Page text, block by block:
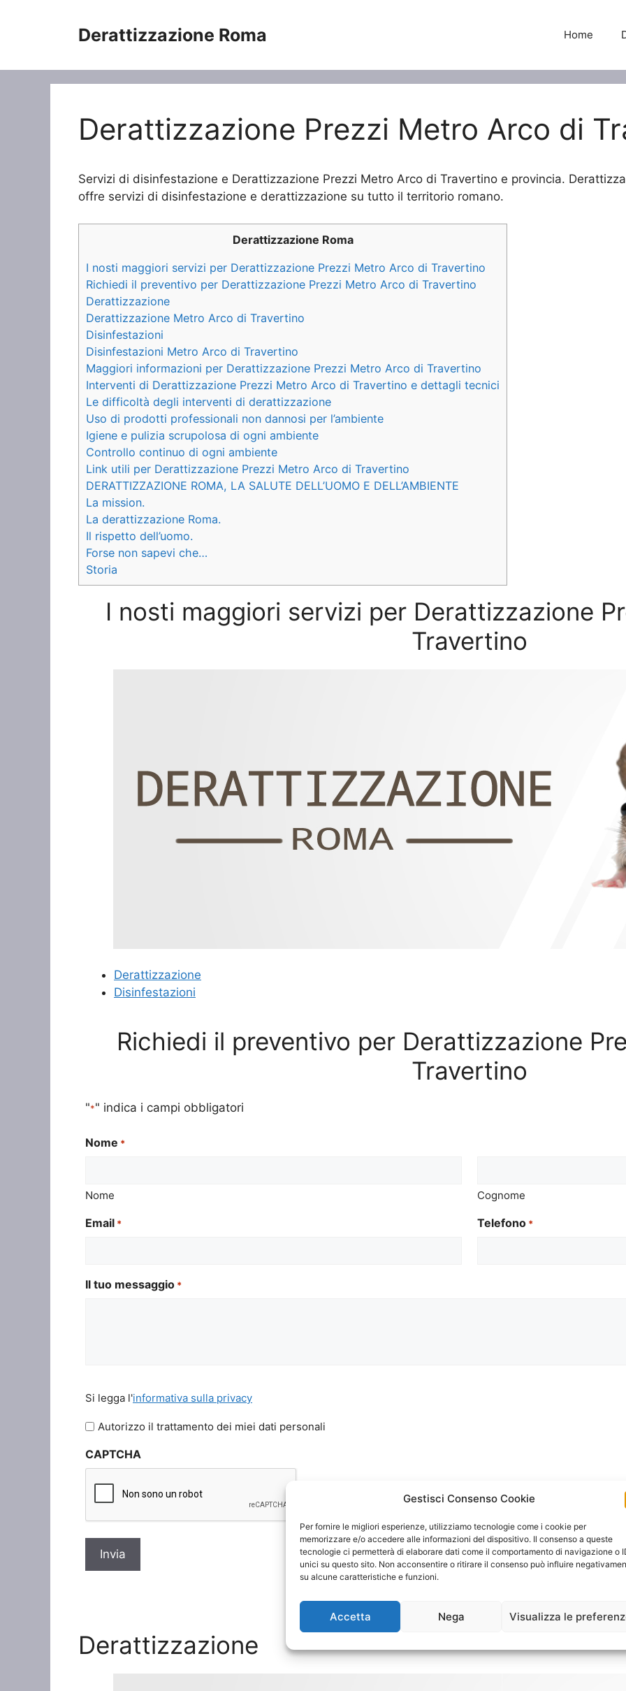
Gestisci Consenso Cookie
Per fornire le migliori esperienze, utilizziamo tecnologie come i cookie per
memorizzare e/o accedere alle informazioni del dispositivo. Il consenso a queste
tecnologie ci permetterà di elaborare dati come il comportamento di navigazione o
unici su questo sito. Non acconsentire o ritirare il consenso può influire
su alcune caratteristiche e funzioni.
Accetta Nega Visualizza le
Derattizzazione Roma Home
Derattizzazione Prezzi Metro Arco di
Servizi di disinfestazione e Derattizzazione Prezzi Metro Arco di Travertino e provincia.
offre servizi di disinfestazione e derattizzazione su tutto il territorio romano.
Derattizzazione Roma
I nosti maggiori servizi per Derattizzazione Prezzi Metro Arco di Travertino
Richiedi il preventivo per Derattizzazione Prezzi Metro Arco di Travertino
Derattizzazione
Derattizzazione Metro Arco di Travertino
Disinfestazioni
Disinfestazioni Metro Arco di Travertino
Maggiori informazioni per Derattizzazione Prezzi Metro Arco di Travertino
Interventi di Derattizzazione Prezzi Metro Arco di Travertino e dettagli tecnici
Le difficoltà degli interventi di derattizzazione
Uso di prodotti professionali non dannosi per l’ambiente
Igiene e pulizia scrupolosa di ogni ambiente
Controllo continuo di ogni ambiente
Link utili per Derattizzazione Prezzi Metro Arco di Travertino
DERATTIZZAZIONE ROMA, LA SALUTE DELL’UOMO E DELL’AMBIENTE
La mission.
La derattizzazione Roma.
Il rispetto dell’uomo.
Forse non sapevi che…
Storia
I nosti maggiori servizi per Derattizzazione
Travertino
Derattizzazione
Disinfestazioni
Richiedi il preventivo per Derattizzazione
Travertino
"*" indica i campi obbligatori
Nome *
Nome Cognome
Email * Telefono *
Il tuo messaggio *
legga
l'informativa
privacy
Si legga l'informativa sulla privacy
Autorizzo il trattamento dei miei dati personali
CAPTCHA
Derattizzazione